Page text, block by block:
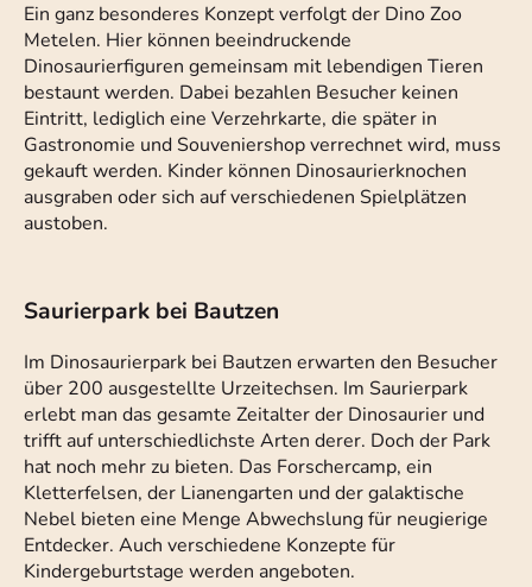
Ein ganz besonderes Konzept verfolgt der Dino Zoo
Metelen. Hier können beeindruckende
Dinosaurierfiguren gemeinsam mit lebendigen Tieren
bestaunt werden. Dabei bezahlen Besucher keinen
Eintritt, lediglich eine Verzehrkarte, die später in
Gastronomie und Souveniershop verrechnet wird, muss
gekauft werden. Kinder können Dinosaurierknochen
ausgraben oder sich auf verschiedenen Spielplätzen
austoben.
Saurierpark bei Bautzen
Im Dinosaurierpark bei Bautzen erwarten den Besucher
über 200 ausgestellte Urzeitechsen. Im Saurierpark
erlebt man das gesamte Zeitalter der Dinosaurier und
trifft auf unterschiedlichste Arten derer. Doch der Park
hat noch mehr zu bieten. Das Forschercamp, ein
Kletterfelsen, der Lianengarten und der galaktische
Nebel bieten eine Menge Abwechslung für neugierige
Entdecker. Auch verschiedene Konzepte für
Kindergeburtstage werden angeboten.